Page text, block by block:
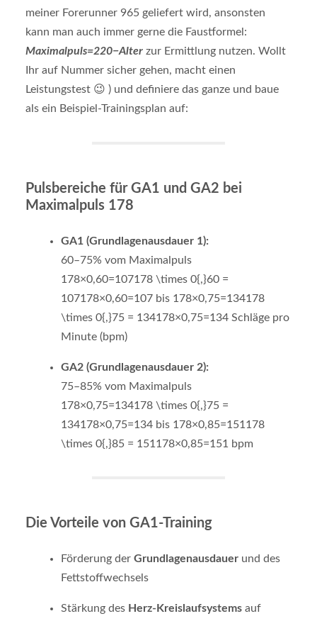
meiner Forerunner 965 geliefert wird, ansonsten
kann man auch immer gerne die Faustformel:
Maximalpuls=220−Alterzur Ermittlung nutzen. Wollt
Ihr auf Nummer sicher gehen, macht einen
Leistungstest 😉 ) und definiere das ganze und baue
als ein Beispiel-Trainingsplan auf:
Pulsbereiche für GA1 und GA2 bei
Maximalpuls 178
GA1 (Grundlagenausdauer 1):
60–75% vom Maximalpuls
178×0,60=107178 \times 0{,}60 =
107178×0,60=107bis 178×0,75=134178
\times 0{,}75 = 134178×0,75=134Schläge pro
Minute (bpm)
GA2 (Grundlagenausdauer 2):
75–85% vom Maximalpuls
178×0,75=134178 \times 0{,}75 =
134178×0,75=134bis 178×0,85=151178
\times 0{,}85 = 151 178×0,85=151 bpm
Die Vorteile von GA1-Training
Förderung der Grundlagenausdauerund des
Fettstoffwechsels
Stärkung des Herz-Kreislaufsystemsauf